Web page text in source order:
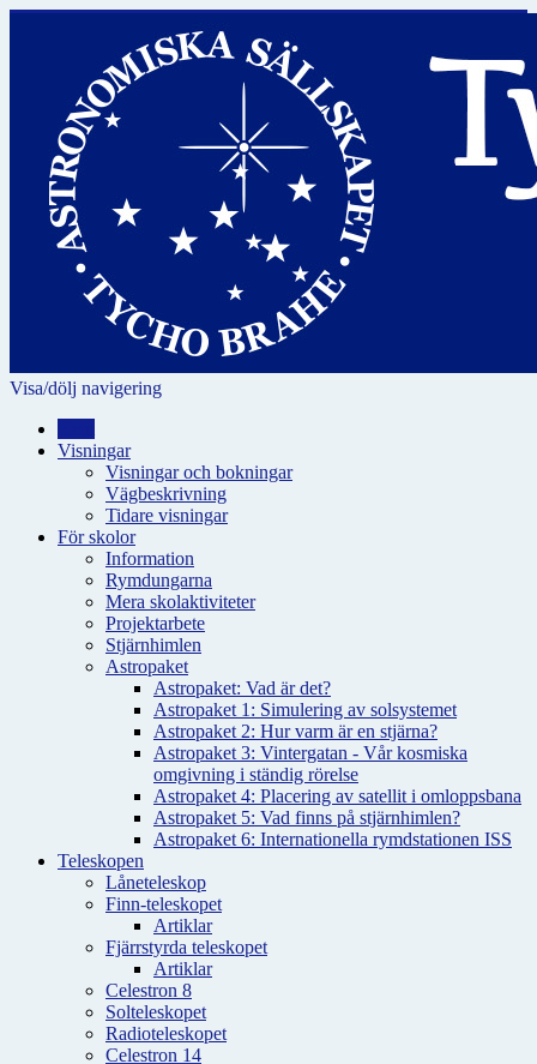
Visa/dölj navigering
Visningar
Visningar och bokningar
Vägbeskrivning
Tidare visningar
För skolor
Information
Rymdungarna
Mera skolaktiviteter
Projektarbete
Stjärnhimlen
Astropaket
Astropaket: Vad är det?
Astropaket 1: Simulering av solsystemet
Astropaket 2: Hur varm är en stjärna?
Astropaket 3: Vintergatan - Vår kosmiska
omgivning i ständig rörelse
Astropaket 4: Placering av satellit i omloppsbana
Astropaket 5: Vad finns på stjärnhimlen?
Astropaket 6: Internationella rymdstationen ISS
Teleskopen
Låneteleskop
Finn-teleskopet
Artiklar
Fjärrstyrda teleskopet
Artiklar
Celestron 8
Solteleskopet
Radioteleskopet
Celestron 14